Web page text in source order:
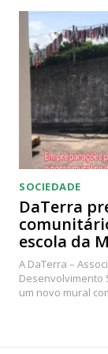
SOCIEDADE
DaTerra
escola da
A DaTerra –
Desenvolvimento
um novo mural